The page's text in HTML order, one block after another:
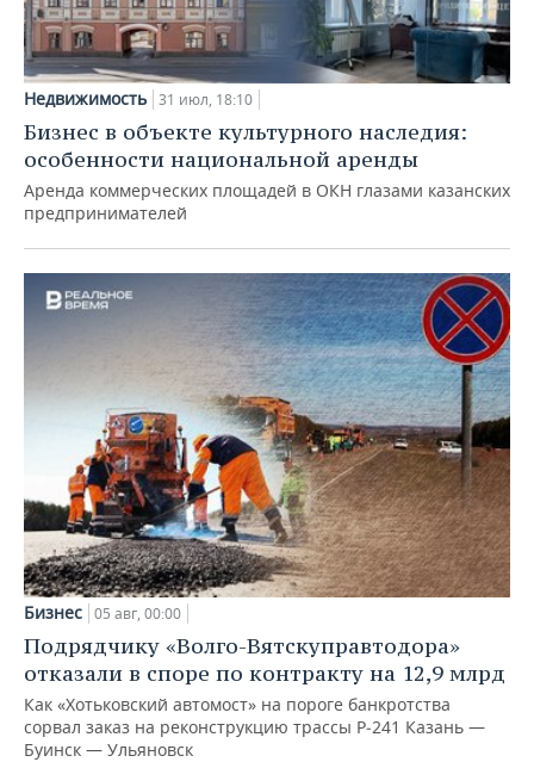
Недвижимость 31 июл, 18:10
Бизнес в объекте культурного наследия:
особенности национальной аренды
Аренда коммерческих площадей в ОКН глазами казанских
предпринимателей
Бизнес 05 авг, 00:00
Подрядчику «Волго-Вятскуправтодора»
отказали в споре по контракту на 12,9 млрд
Как «Хотьковский автомост» на пороге банкротства
сорвал заказ на реконструкцию трассы Р‑241 Казань —
Буинск — Ульяновск